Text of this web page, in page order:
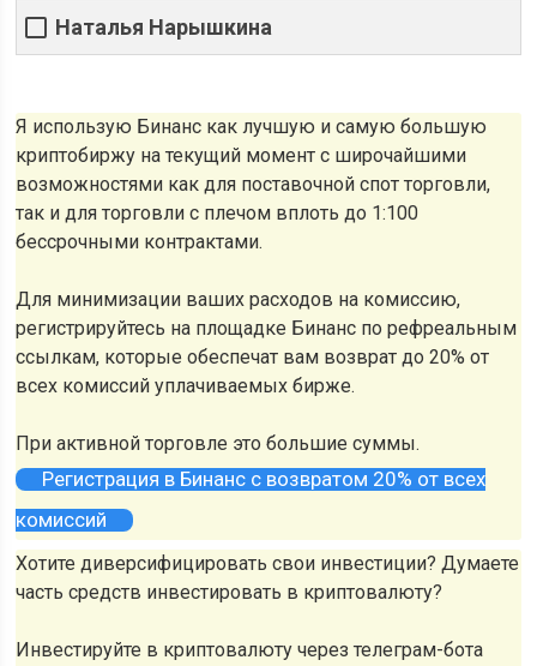
Наталья Нарышкина
Я использую Бинанс как лучшую и самую большую
криптобиржу на текущий момент с широчайшими
возможностями как для поставочной спот торговли,
так и для торговли с плечом вплоть до 1:100
бессрочными контрактами.
Для минимизации ваших расходов на комиссию,
регистрируйтесь на площадке Бинанс по рефреальным
ссылкам, которые обеспечат вам возврат до 20% от
всех комиссий уплачиваемых бирже.
При активной торговле это большие суммы.
Регистрация в Бинанс с возвратом 20% от всех
комиссий
Хотите диверсифицировать свои инвестиции? Думаете
часть средств инвестировать в криптовалюту?
Инвестируйте в криптовалюту через телеграм-бота